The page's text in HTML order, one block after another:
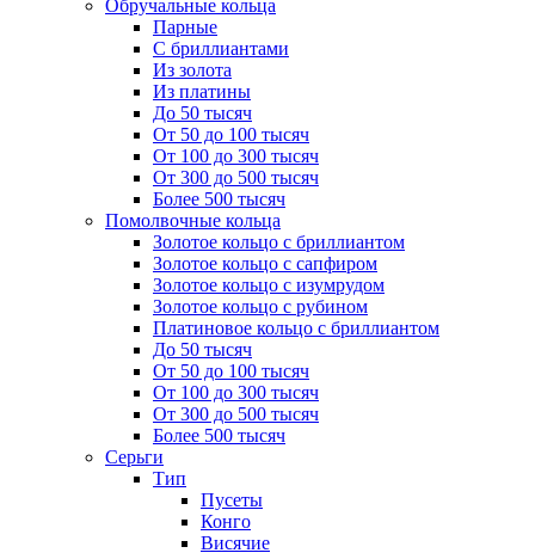
Обручальные кольца
Парные
С бриллиантами
Из золота
Из платины
До 50 тысяч
От 50 до 100 тысяч
От 100 до 300 тысяч
От 300 до 500 тысяч
Более 500 тысяч
Помолвочные кольца
Золотое кольцо с бриллиантом
Золотое кольцо с сапфиром
Золотое кольцо с изумрудом
Золотое кольцо с рубином
Платиновое кольцо с бриллиантом
До 50 тысяч
От 50 до 100 тысяч
От 100 до 300 тысяч
От 300 до 500 тысяч
Более 500 тысяч
Серьги
Тип
Пусеты
Конго
Висячие